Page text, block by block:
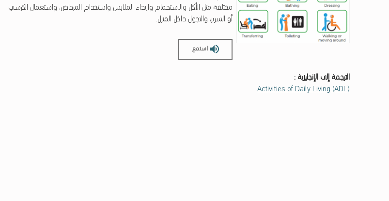
مختلفة مثل الأكل والاستحمام وارتداء الملابس واستخدام المرحاض، واستعمال الكرسي
أو السرير، والتجول داخل المنزل.
استمع
الترجمة إلى الإنجليزية :
Activities of Daily Living (ADL)
Skip back to main navigation